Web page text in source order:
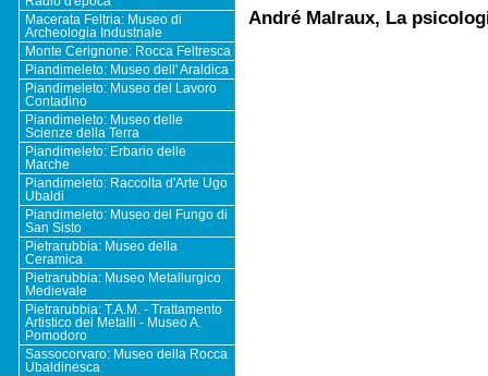
Macerata Feltria: Museo di
Archeologia Industriale
Monte Cerignone: Rocca Feltresca
Piandimeleto: Museo dell' Araldica
Piandimeleto: Museo del Lavoro
Contadino
Piandimeleto: Museo delle
Scienze della Terra
Piandimeleto: Erbario delle
Marche
Piandimeleto: Raccolta d'Arte Ugo
Ubaldi
Piandimeleto: Museo del Fungo di
San Sisto
Pietrarubbia: Museo della
Ceramica
Pietrarubbia: Museo Metallurgico
Medievale
Pietrarubbia: T.A.M. - Trattamento
Artistico dei Metalli - Museo A.
Pomodoro
Sassocorvaro: Museo della Rocca
Ubaldinesca
André Malraux, La